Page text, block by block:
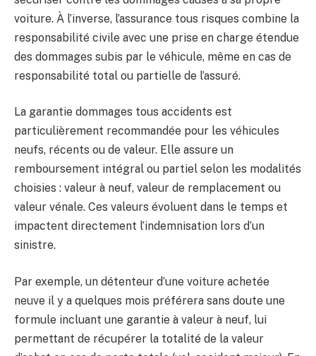
voiture. À l’inverse, l’assurance tous risques combine la
responsabilité civile avec une prise en charge étendue
des dommages subis par le véhicule, même en cas de
responsabilité total ou partielle de l’assuré.
La garantie dommages tous accidents est
particulièrement recommandée pour les véhicules
neufs, récents ou de valeur. Elle assure un
remboursement intégral ou partiel selon les modalités
choisies : valeur à neuf, valeur de remplacement ou
valeur vénale. Ces valeurs évoluent dans le temps et
impactent directement l’indemnisation lors d’un
sinistre.
Par exemple, un détenteur d’une voiture achetée
neuve il y a quelques mois préférera sans doute une
formule incluant une garantie à valeur à neuf, lui
permettant de récupérer la totalité de la valeur